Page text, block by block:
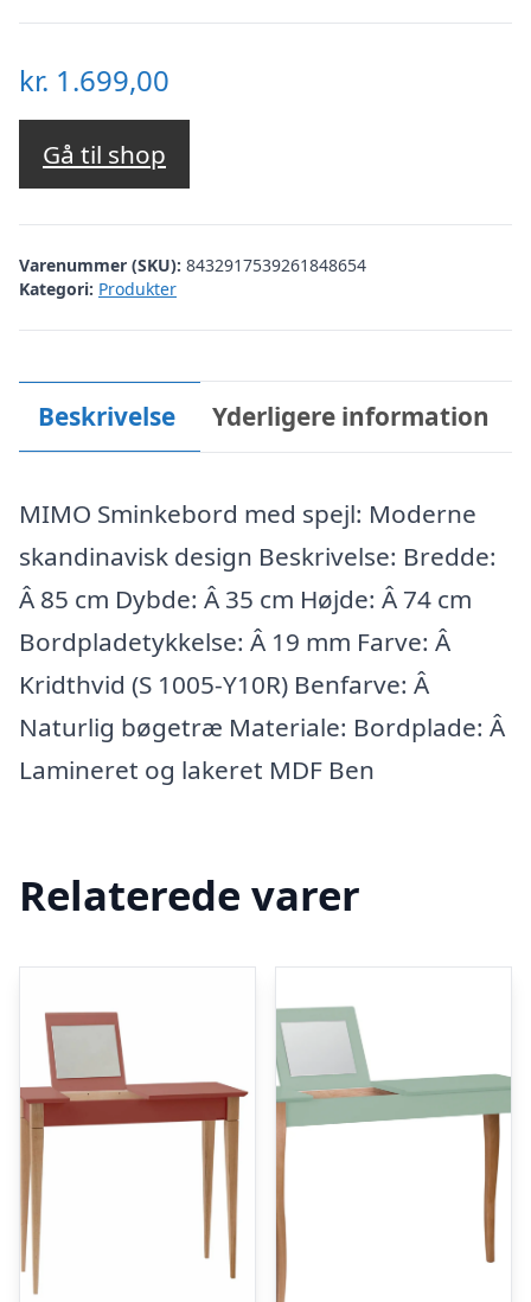
kr. 1.699,00
Gå til shop
Varenummer (SKU): 8432917539261848654
Kategori: Produkter
Beskrivelse Yderligere information
MIMO Sminkebord med spejl: Moderne
skandinavisk design Beskrivelse: Bredde:
Â 85 cm Dybde: Â 35 cm Højde: Â 74 cm
Bordpladetykkelse: Â 19 mm Farve: Â
Kridthvid (S 1005-Y10R) Benfarve: Â
Naturlig bøgetræ Materiale: Bordplade: Â
Lamineret og lakeret MDF Ben
Relaterede varer